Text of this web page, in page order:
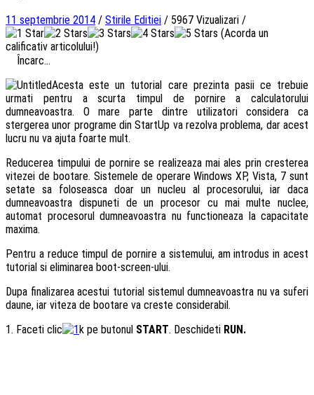
11 septembrie 2014 / Stirile Editiei / 5967 Vizualizari /
(Acorda un
calificativ articolului!)
Încarc...
Acesta este un tutorial care prezinta pasii ce trebuie
urmati pentru a scurta timpul de pornire a calculatorului
dumneavoastra. O mare parte dintre utilizatori considera ca
stergerea unor programe din StartUp va rezolva problema, dar acest
lucru nu va ajuta foarte mult.
Reducerea timpului de pornire se realizeaza mai ales prin cresterea
vitezei de bootare. Sistemele de operare Windows XP, Vista, 7 sunt
setate sa foloseasca doar un nucleu al procesorului, iar daca
dumneavoastra dispuneti de un procesor cu mai multe nuclee,
automat procesorul dumneavoastra nu functioneaza la capacitate
maxima.
Pentru a reduce timpul de pornire a sistemului, am introdus in acest
tutorial si eliminarea boot-screen-ului.
Dupa finalizarea acestui tutorial sistemul dumneavoastra nu va suferi
daune, iar viteza de bootare va creste considerabil.
1. Faceti clic
k pe butonul START. Deschideti RUN.